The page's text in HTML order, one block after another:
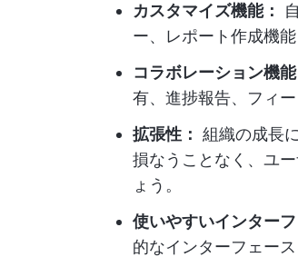
カスタマイズ機能：
ー、レポート作成機
コラボレーション機能
有、進捗報告、フィ
拡張性： 組織の成長
損なうことなく、ユ
ょう。
使いやすいインターフ
的なインターフェー